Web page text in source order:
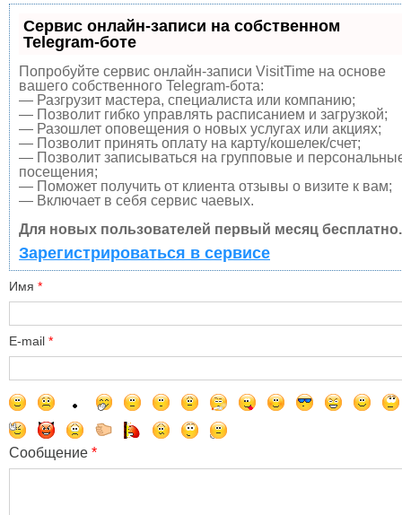
Сервис онлайн-записи на собственном
Telegram-боте
Попробуйте сервис онлайн-записи VisitTime на основе
вашего собственного Telegram-бота:
— Разгрузит мастера, специалиста или компанию;
— Позволит гибко управлять расписанием и загрузкой;
— Разошлет оповещения о новых услугах или акциях;
— Позволит принять оплату на карту/кошелек/счет;
— Позволит записываться на групповые и
посещения;
— Поможет получить от клиента отзывы о визите к вам;
— Включает в себя сервис чаевых.
Для новых пользователей первый месяц бесплатно.
Зарегистрироваться в сервисе
Имя *
E-mail *
Сообщение *